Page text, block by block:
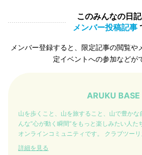
このみんなの日
メンバー投稿記事
メンバー登録すると、限定記事の閲覧や
定イベントへの参加などが
ARUKU BASE
山を歩くこと、山を旅すること、山で豊か
んな“心が動く瞬間”をもっと楽しみたい人た
オンラインコミュニティです。 クラブツー
が展開する登山の世界観をもとに、メンバー
詳細を見る